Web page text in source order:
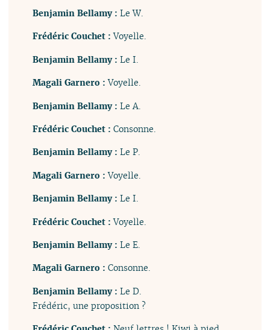
Benjamin Bellamy :Le W.
Frédéric Couchet :Voyelle.
Benjamin Bellamy :Le I.
Magali Garnero :Voyelle.
Benjamin Bellamy :Le A.
Frédéric Couchet :Consonne.
Benjamin Bellamy :Le P.
Magali Garnero :Voyelle.
Benjamin Bellamy :Le I.
Frédéric Couchet :Voyelle.
Benjamin Bellamy :Le E.
Magali Garnero :Consonne.
Benjamin Bellamy :Le D.
Frédéric, une proposition ?